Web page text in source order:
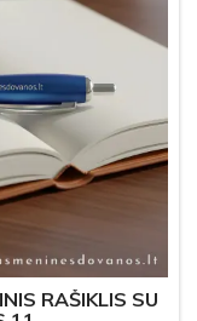
RAŠIKLIS SU